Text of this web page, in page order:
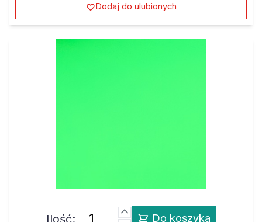
Dodaj do ulubionych
Ilość: Do koszyka